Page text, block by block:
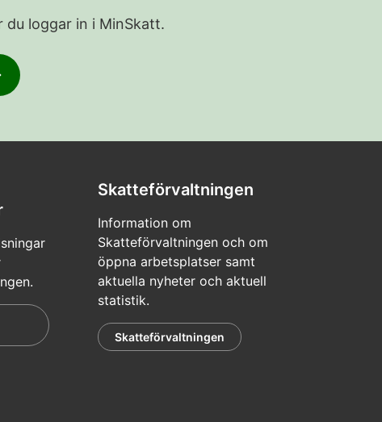
loggar in i MinSkatt.
Skatteförvaltningen
Information om
Skatteförvaltningen och om
öppna arbetsplatser samt
aktuella nyheter och aktuell
statistik.
Skatteförvaltningen